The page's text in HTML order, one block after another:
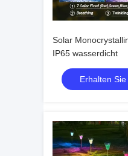
Solar
IP65 wasserdicht
Erhalten